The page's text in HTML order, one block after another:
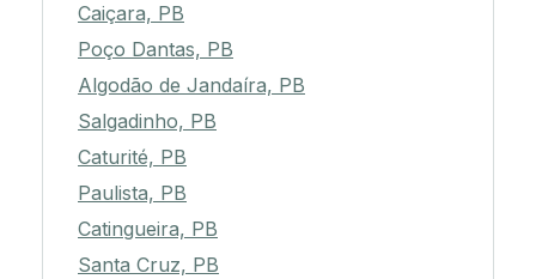
Caiçara, PB
Poço Dantas, PB
Algodão de Jandaíra, PB
Salgadinho, PB
Caturité, PB
Paulista, PB
Catingueira, PB
Santa Cruz, PB